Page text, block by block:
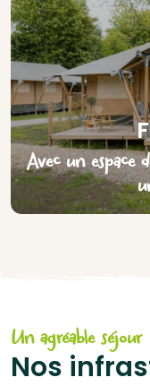
Avec un espace
Un agréable séjour
Nos